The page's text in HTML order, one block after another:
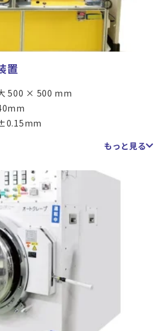
置
500 × 500 mm
100℃
備となります。
ーガラスのOCA/OCRを使用したオプ
途としてご活用頂けます。
横比4:3 24.5inchまで
もっと見る